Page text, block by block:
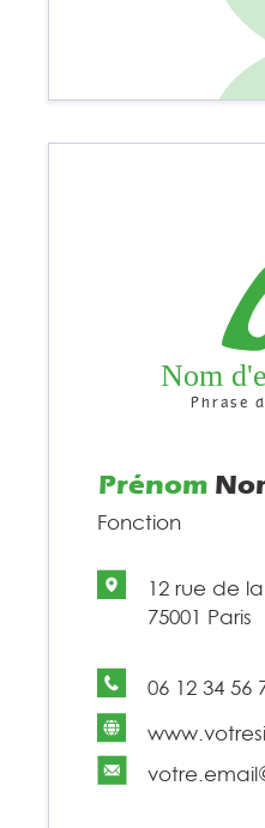
06 12 34 56
Fonction
12 rue de
75001 Paris
Prénom
Nom
Phrase